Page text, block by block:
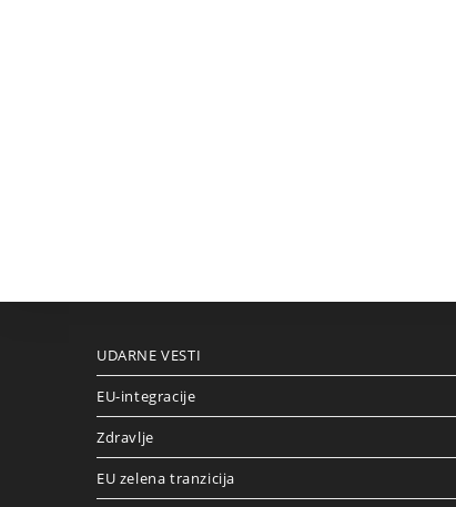
UDARNE VESTI
EU-integracije
Zdravlje
EU zelena tranzicija